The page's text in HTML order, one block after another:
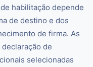
habilitação depende
de destino e dos
de firma. As
de
selecionadas